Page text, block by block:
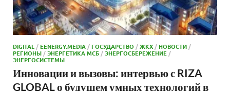
DIGITAL /EENERGY.MEDIA /ГОСУДАРСТВО /ЖКХ /НОВОСТИ /
РЕГИОНЫ /ЭНЕРГЕТИКА МСБ /ЭНЕРГОСБЕРЕЖЕНИЕ /
ЭНЕРГОСИСТЕМЫ
Инновации и вызовы: интервью с RIZA
GLOBAL о будущем умных технологий в